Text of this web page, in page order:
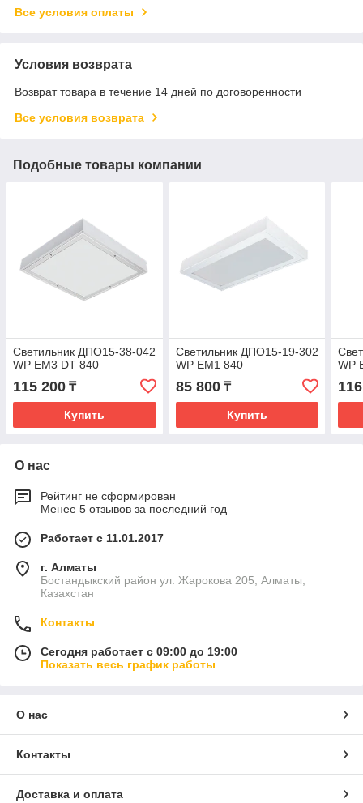
Все условия оплаты
Условия возврата
Возврат товара в течение 14 дней по договоренности
Все условия возврата
Подобные товары компании
Светильник ДПО15-38-042
WP ЕМ3 DT 840
115 200 ₸
Купить
Светильник ДПО15-19-302
WP ЕМ1 840
85 800₸
Купить
WP
О нас
Рейтинг не сформирован
Менее 5 отзывов за последний год
Работает с 11.01.2017
г. Алматы
Бостандыкский район ул. Жарокова 205, Алматы,
Казахстан
Контакты
Сегодня работает с 09:00 до 19:00
Показать весь график работы
О нас
Контакты
Доставка и оплата